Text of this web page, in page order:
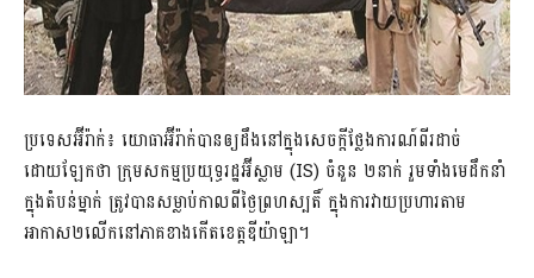
ប្រទេសអ៊ីរ៉ាក់៖ យោធាអ៊ីរ៉ាក់បានឲ្យដឹងនៅក្នុងសេចក្តីថ្លែងការណ៍ពីរដាច់
ដោយឡែកថា ក្រុមសកម្មប្រយុទ្ធរដ្ឋអ៊ីស្លាម (IS) ចំនួន ២នាក់ រួមទាំងមេដឹកនាំ
ក្នុងតំបន់ម្នាក់ ត្រូវបានសម្លាប់កាលពីថ្ងៃព្រហស្បតិ៍ ​ក្នុងការវាយប្រហារតាម
អាកាស២លើកនៅភាគខាងកើតខេត្តឌីយ៉ាឡា។